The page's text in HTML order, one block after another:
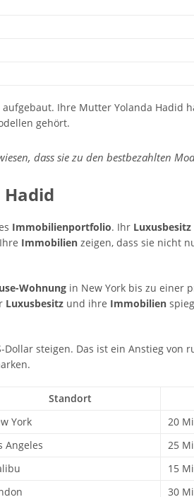
Ihre Mutter Yolanda Hadid
gehört.
dass sie zu den bestbezahlten
Immobilienportfolio. Ihr Luxusbesitz
Immobilien zeigen, dass sie nicht
Wohnung in New York bis zu einer
Luxusbesitz und ihre Immobilien
steigen. Das ist ein Anstieg von
Standort
York
20
Angeles
25
15
30